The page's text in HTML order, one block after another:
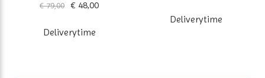
€ 79,00 € 48,00
Deliverytime
Deliverytime